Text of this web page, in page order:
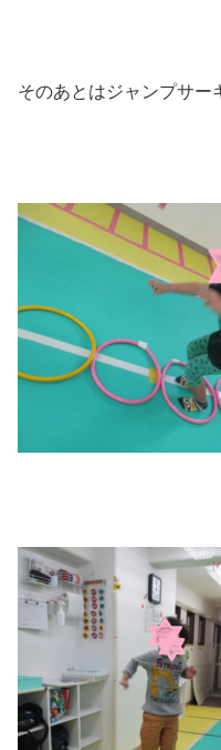
そのあとはジャンプサ